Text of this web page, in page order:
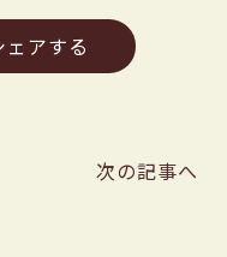
アする
次の記事へ